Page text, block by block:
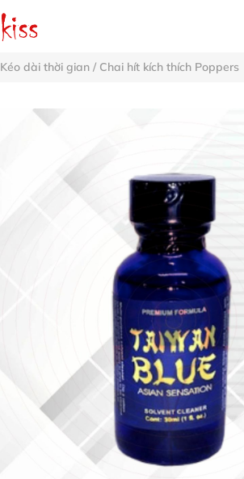
Kéo dài thời gian / Chai hít kích thích Poppers